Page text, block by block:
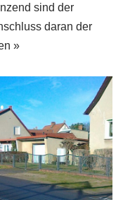
sind der
daran der
»